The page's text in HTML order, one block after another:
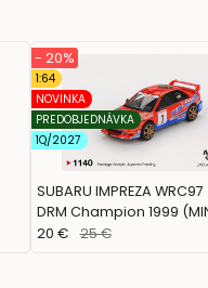
SUBARU IMPREZA
DRM Champion 1999
MGT01140)
1:64
NOVINKA
PREDOBJEDNÁVKA
1Q/2027
- 20%
20 € 25 €